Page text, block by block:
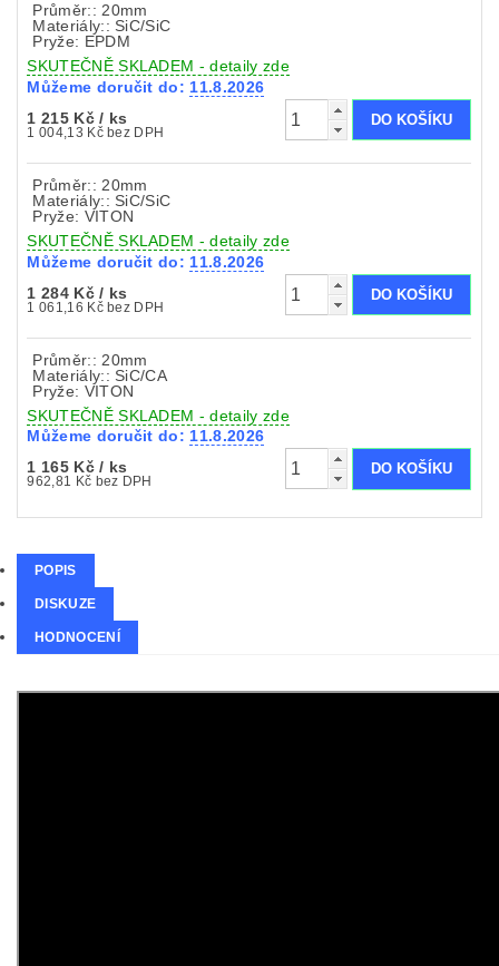
Průměr:: 20mm
Materiály:: SiC/SiC
Pryže: EPDM
SKUTEČNĚ SKLADEM - detaily zde
Můžeme doručit do: 11.8.2026
1 215 Kč/ ks
1 004,13 Kč bez DPH
Průměr:: 20mm
Materiály:: SiC/SiC
Pryže: VITON
SKUTEČNĚ SKLADEM - detaily zde
Můžeme doručit do: 11.8.2026
1 284 Kč/ ks
1 061,16 Kč bez DPH
Průměr:: 20mm
Materiály:: SiC/CA
Pryže: VITON
SKUTEČNĚ SKLADEM - detaily zde
Můžeme doručit do: 11.8.2026
1 165 Kč/ ks
962,81 Kč bez DPH
POPIS
DISKUZE
HODNOCENÍ